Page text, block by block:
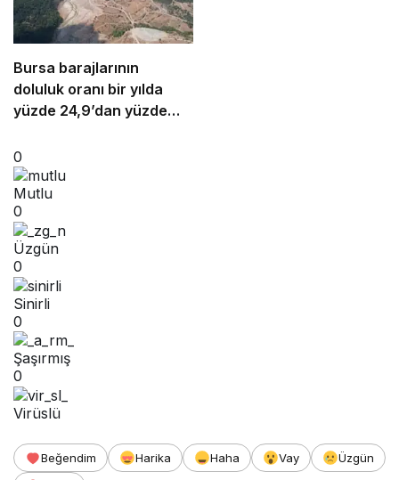
Bursa barajlarının
doluluk oranı bir yılda
yüzde 24,9’dan yüzde
0
Mutlu
0
Üzgün
0
Sinirli
0
Şaşırmış
0
Virüslü
Beğendim Harika Haha Vay
Üzgün